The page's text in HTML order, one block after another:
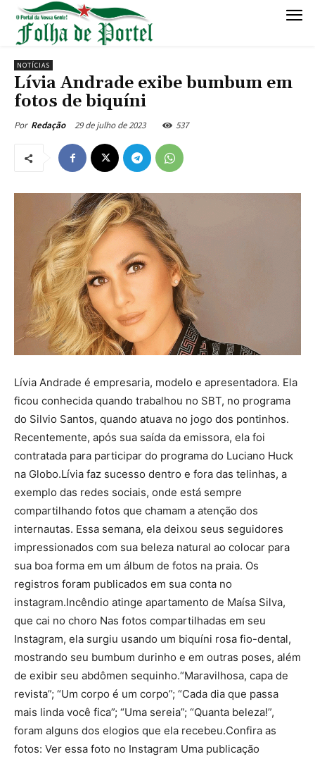
NOTÍCIAS
Lívia Andrade exibe bumbum em
fotos de biquíni
Por Redação 29 de julho de 2023 537
Lívia Andrade é empresaria, modelo e apresentadora. Ela
ficou conhecida quando trabalhou no SBT, no programa
do Silvio Santos, quando atuava no jogo dos pontinhos.
Recentemente, após sua saída da emissora, ela foi
contratada para participar do programa do Luciano Huck
na Globo.Lívia faz sucesso dentro e fora das telinhas, a
exemplo das redes sociais, onde está sempre
compartilhando fotos que chamam a atenção dos
internautas. Essa semana, ela deixou seus seguidores
impressionados com sua beleza natural ao colocar para
sua boa forma em um álbum de fotos na praia. Os
registros foram publicados em sua conta no
instagram.Incêndio atinge apartamento de Maísa Silva,
que cai no choro Nas fotos compartilhadas em seu
Instagram, ela surgiu usando um biquíni rosa fio-dental,
mostrando seu bumbum durinho e em outras poses, além
de exibir seu abdômen sequinho.“Maravilhosa, capa de
revista”; “Um corpo é um corpo”; “Cada dia que passa
mais linda você fica”; “Uma sereia”; “Quanta beleza!”,
foram alguns dos elogios que ela recebeu.Confira as
fotos: Ver essa foto no Instagram Uma publicação